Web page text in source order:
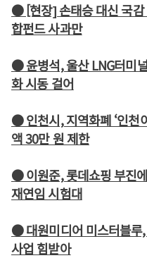
● [현장] 손태승 대신 국감
합펀드 사과만
● 윤병석, 울산 LNG터미
화 시동 걸어
● 인천시, 지역화폐 ‘인천
액 30만 원 제한
● 이원준, 롯데쇼핑 부진
재연임 시험대
● 대원미디어 미스터블루
사업 힘받아